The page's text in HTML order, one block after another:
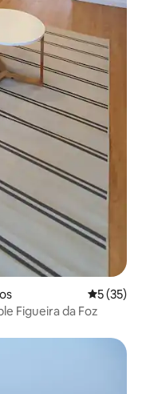
5 (35)
Figueira da Foz